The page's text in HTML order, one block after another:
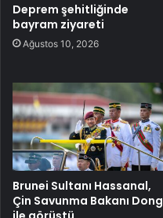
Deprem şehitliğinde
bayram ziyareti
Ağustos 10, 2026
Brunei Sultanı Hassanal,
Çin Savunma Bakanı Dong